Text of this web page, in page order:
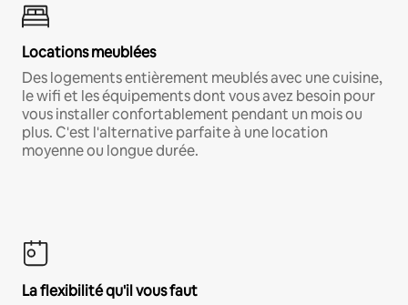
Locations meublées
Des logements entièrement meublés avec une cuisine,
le wifi et les équipements dont vous avez besoin pour
vous installer confortablement pendant un mois ou
plus. C'est l'alternative parfaite à une location
moyenne ou longue durée.
La flexibilité qu'il vous faut